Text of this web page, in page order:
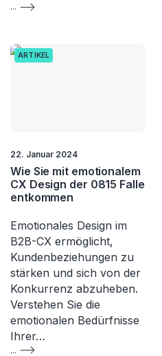
...
ARTIKEL
22. Januar 2024
Wie Sie mit emotionalem
CX Design der 0815 Falle
entkommen
Emotionales Design im
B2B-CX ermöglicht,
Kundenbeziehungen zu
stärken und sich von der
Konkurrenz abzuheben.
Verstehen Sie die
emotionalen Bedürfnisse
Ihrer…
...